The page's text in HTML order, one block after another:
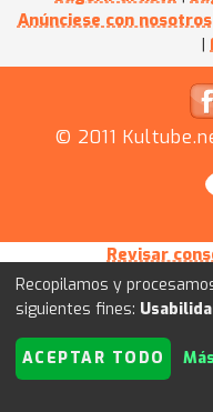
Anúnciese con nosotros
|
© 2011
Revisar
Recopilamos y
siguientes fines:
ACEPTAR TODO